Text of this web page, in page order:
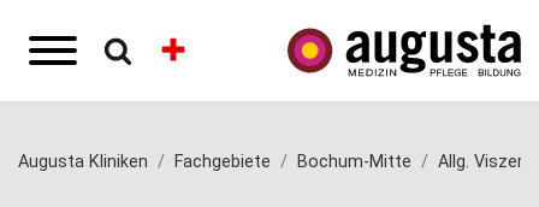
Augusta Kliniken Fachgebiete Bochum-Mitte Allg.